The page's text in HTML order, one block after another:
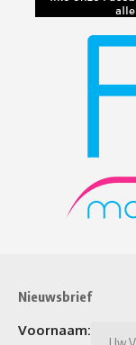
Nieuwsbrief
Voornaam: